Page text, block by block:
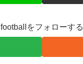
footballをフォローする